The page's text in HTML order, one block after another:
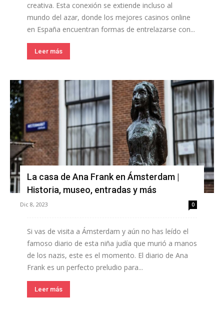
creativa. Esta conexión se extiende incluso al
mundo del azar, donde los mejores casinos online
en España encuentran formas de entrelazarse con...
Leer más
La casa de Ana Frank en Ámsterdam |
Historia, museo, entradas y más
Dic 8, 2023 0
Si vas de visita a Ámsterdam y aún no has leído el
famoso diario de esta niña judía que murió a manos
de los nazis, este es el momento. El diario de Ana
Frank es un perfecto preludio para...
Leer más